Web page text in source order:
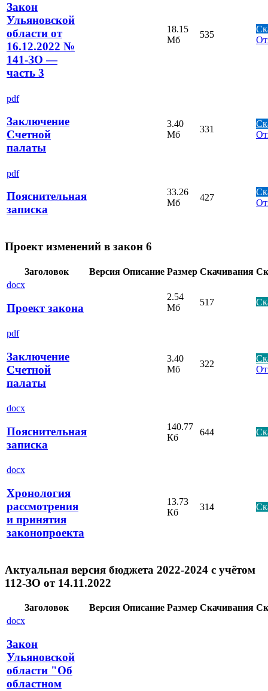
Закон
Ульяновской
области от
16.12.2022 №
141-ЗО —
часть 3
18.15
Мб
535
pdf
Заключение
Счетной
палаты
3.40
Мб
331
pdf
Пояснительная
записка
33.26
Мб
427
Проект изменений в закон 6
Заголовок Версия Описание Размер Скачивания
docx
Проект закона
2.54
Мб
517
pdf
Заключение
Счетной
палаты
3.40
Мб
322
docx
Пояснительная
записка
140.77
Кб
644
docx
Хронология
рассмотрения
и принятия
законопроекта
13.73
Кб
314
Актуальная версия бюджета 2022-2024 с учётом
112-ЗО от 14.11.2022
Заголовок Версия Описание Размер Скачивания
docx
Закон
Ульяновской
области "Об
областном